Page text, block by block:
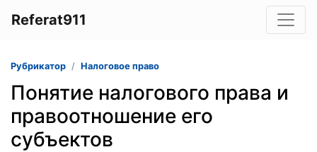
Referat911
Рубрикатор Налоговое право
Понятие налогового права и
правоотношение его
субъектов